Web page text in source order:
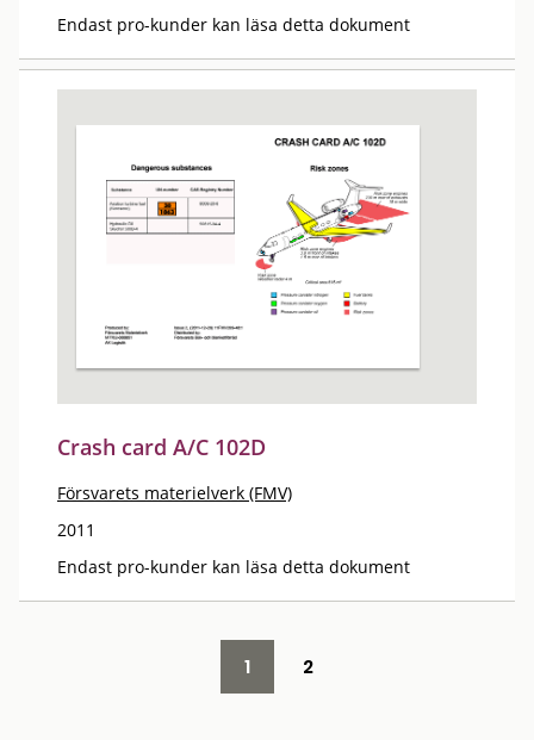
Endast pro-kunder kan läsa detta dokument
Crash card A/C 102D
Försvarets materielverk (FMV)
2011
Endast pro-kunder kan läsa detta dokument
1 2